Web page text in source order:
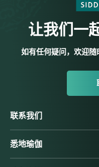
让我们一
如有任何疑问，欢迎
联系我们
悉地瑜伽